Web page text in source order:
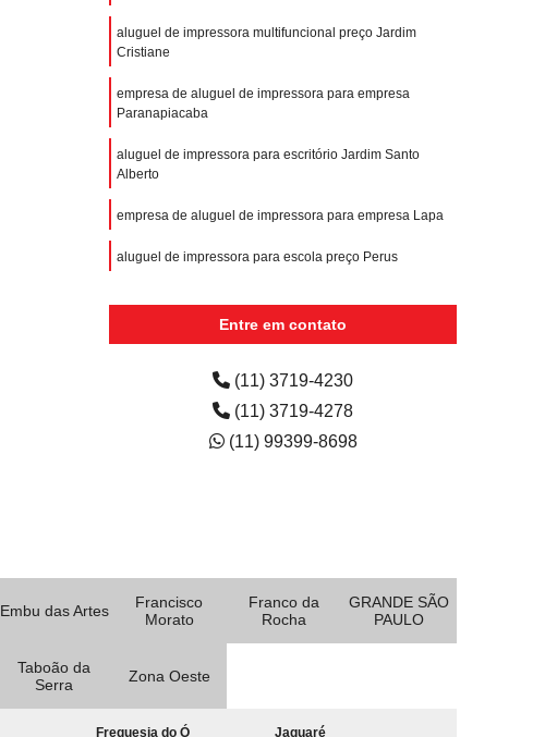
aluguel de impressora multifuncional preço Jardim
Cristiane
empresa de aluguel de impressora para empresa
Paranapiacaba
aluguel de impressora para escritório Jardim Santo
Alberto
empresa de aluguel de impressora para empresa Lapa
aluguel de impressora para escola preço Perus
escola Jardim Nova Cotia
Entre em contato
(11) 3719-4230
(11) 3719-4278
(11) 99399-8698
Embu das Artes
Francisco
Morato
Franco da
Rocha
GRANDE SÃO
PAULO
Taboão da
Serra
Zona Oeste
Freguesia do Ó Jaguaré